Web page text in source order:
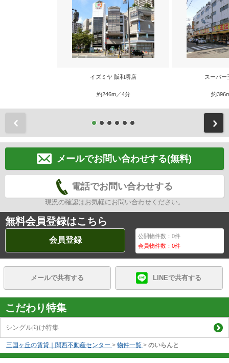
イズミヤ 阪和堺店
約246m／4分
スーパー
約
メールでお問い合わせする(無料)
電話でお問い合わせする
現況の確認はお気軽にお問い合わせください。
無料会員登録はこちら
会員登録 公開物件数：0件
会員物件数：0件
メールで共有する LINEで共有する
こだわり特集
シングル向け特集
三国ヶ丘の賃貸｜関西不動産センター > 物件一覧 > のいらんと